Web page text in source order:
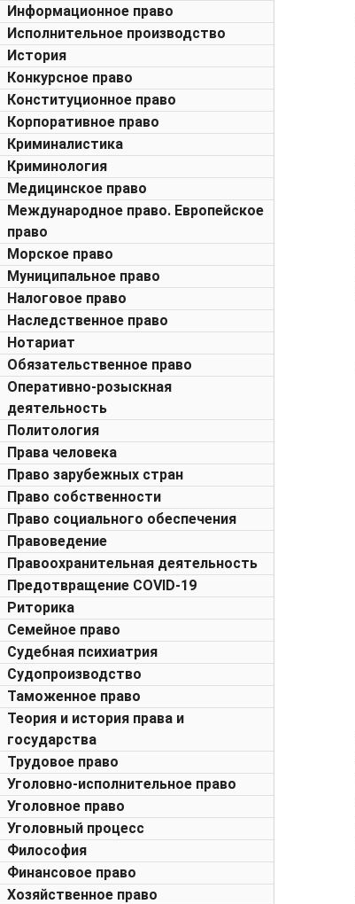
Информационное право
Исполнительное производство
История
Конкурсное право
Конституционное право
Корпоративное право
Криминалистика
Криминология
Медицинское право
Международное право. Европейское
право
Морское право
Муниципальное право
Налоговое право
Наследственное право
Нотариат
Обязательственное право
Оперативно-розыскная
деятельность
Политология
Права человека
Право зарубежных стран
Право собственности
Право социального обеспечения
Правоведение
Правоохранительная деятельность
Предотвращение COVID-19
Риторика
Семейное право
Судебная психиатрия
Судопроизводство
Таможенное право
Теория и история права и
государства
Трудовое право
Уголовно-исполнительное право
Уголовное право
Уголовный процесс
Философия
Финансовое право
Хозяйственное право